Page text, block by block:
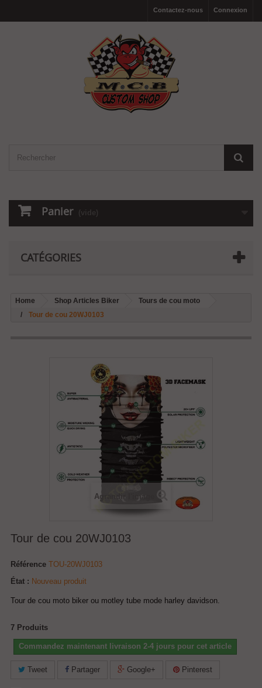
Connexion
Contactez-nous
Panier (vide)
CATÉGORIES
Home Shop Articles Biker
Tours de cou moto
Tour de cou 20WJ0103
Agrandir l'image
Tour de cou 20WJ0103
Référence TOU-20WJ0103
État : Nouveau produit
Tour de cou moto biker ou motley tube mode harley davidson.
7 Produits
Commandez maintenant livraison 2-4 jours pour cet article
Tweet Partager Google+ Pinterest